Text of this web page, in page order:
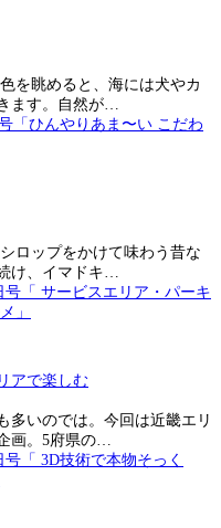
を眺めると、海には犬やカ
ます。自然が…
ロップをかけて味わう昔な
け、イマドキ…
アで楽しむ
多いのでは。今回は近畿エリ
画。5府県の…